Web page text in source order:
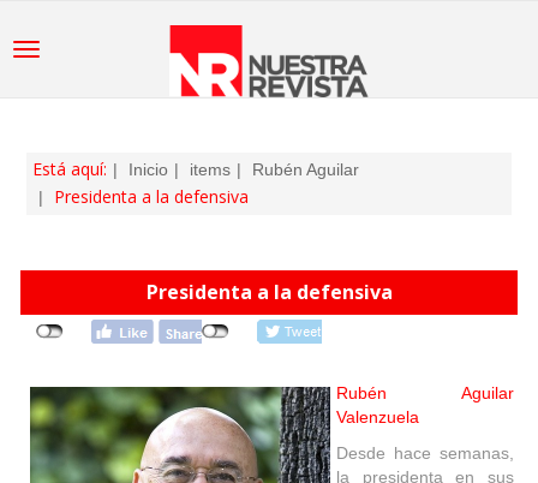
Está aquí: Inicio items Rubén Aguilar
Presidenta a la defensiva
Presidenta a la defensiva
Rubén Aguilar
Valenzuela
Desde hace semanas,
la presidenta en sus